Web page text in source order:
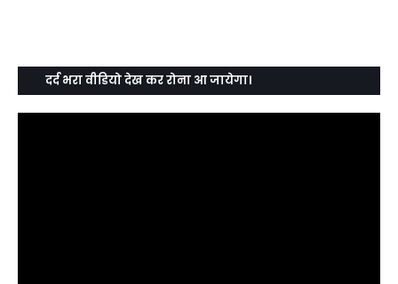
दर्द भरा वीडियो देख कर रोना आ जायेगा।